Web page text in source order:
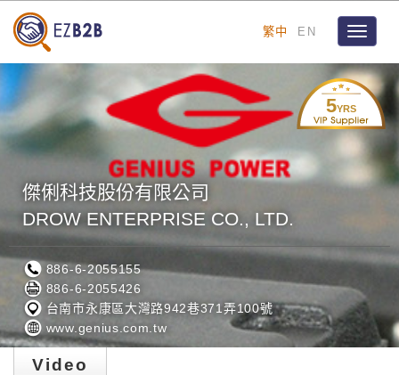
繁中 EN
Toggle
5YRS
傑俐科技股份有限公司
DROW ENTERPRISE CO., LTD.
886-6-2055155
886-6-2055426
台南市永康區大灣路942巷371弄100號
www.genius.com.tw
Video